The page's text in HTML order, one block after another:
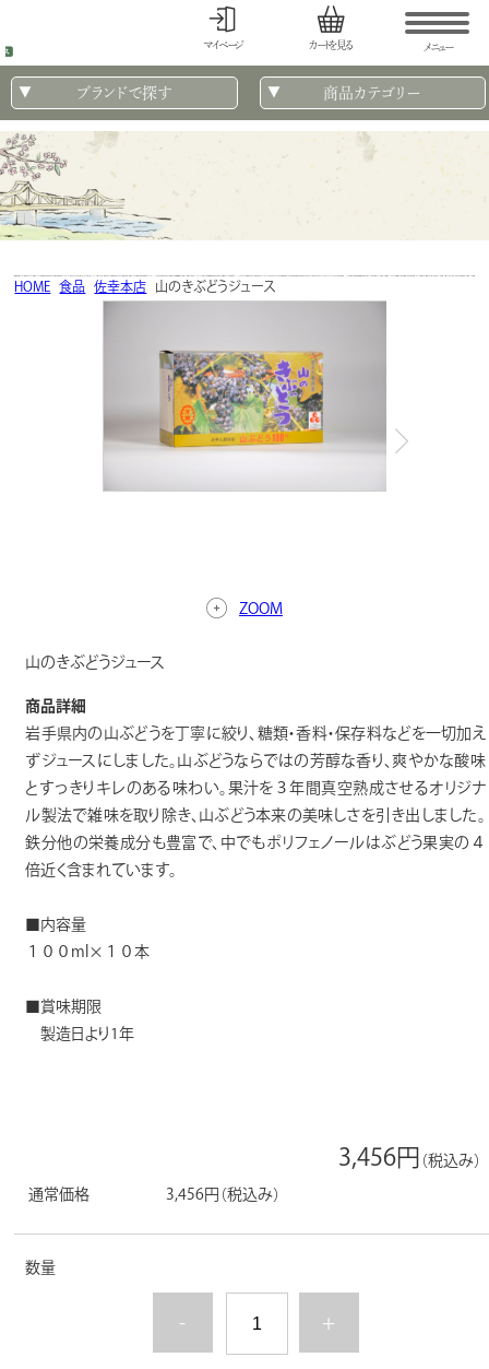
マイページ カートを見る メニュー
ブランドで探す 商品カテゴリー
HOME 食品 佐幸本店 山のきぶどうジュース
ZOOM
山のきぶどうジュース
商品詳細
岩手県内の山ぶどうを丁寧に絞り、糖類・香料・保存料などを一切加え
ずジュースにしました。山ぶどうならではの芳醇な香り、爽やかな酸味
とすっきりキレのある味わい。果汁を３年間真空熟成させるオリジナ
ル製法で雑味を取り除き、山ぶどう本来の美味しさを引き出しました。
鉄分他の栄養成分も豊富で、中でもポリフェノールはぶどう果実の４
倍近く含まれています。
■内容量
１００ml×１０本
■賞味期限
製造日より1年
3,456円 （税込み）
通常価格 3,456円 （税込み）
数量
- +